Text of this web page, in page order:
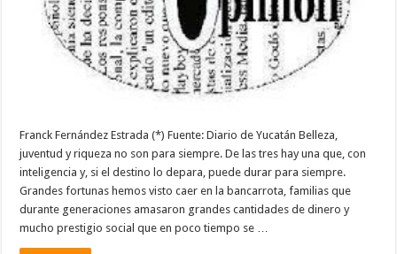
Franck Fernández Estrada (*) Fuente: Diario de Yucatán Belleza,
juventud y riqueza no son para siempre. De las tres hay una que, con
inteligencia y, si el destino lo depara, puede durar para siempre.
Grandes fortunas hemos visto caer en la bancarrota, familias que
durante generaciones amasaron grandes cantidades de dinero y
mucho prestigio social que en poco tiempo se …